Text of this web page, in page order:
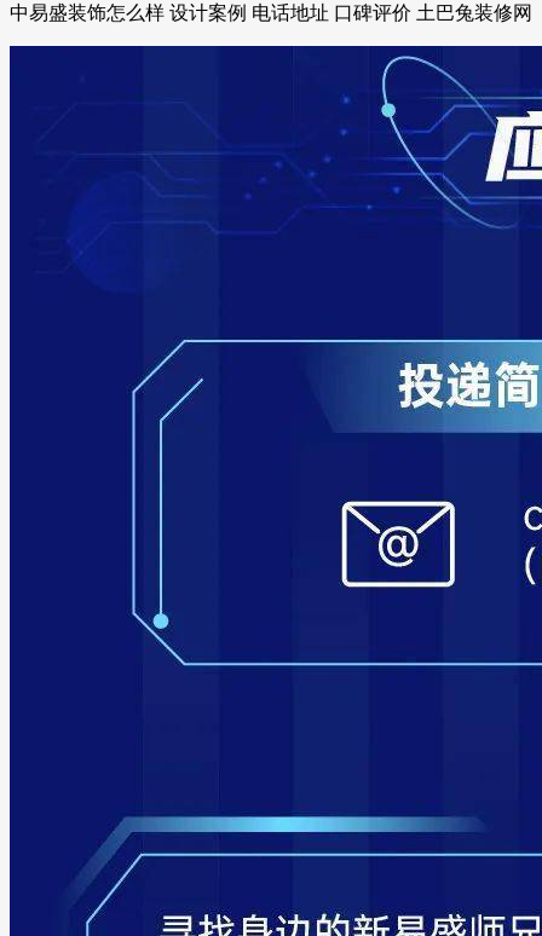
中易盛装饰怎么样 设计案例 电话地址 口碑评价 土巴兔装修网